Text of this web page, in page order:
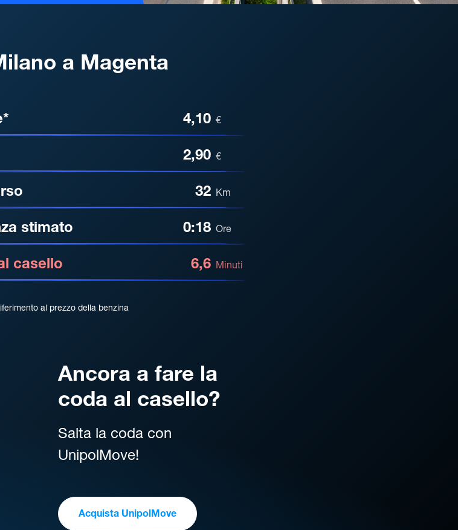
a Magenta
4,10 €
2,90 €
32 Km
stimato 0:18 Ore
casello 6,6 Minuti
al prezzo della benzina
Ancora a fare la
coda al casello?
Salta la coda con
UnipolMove!
Acquista UnipolMove